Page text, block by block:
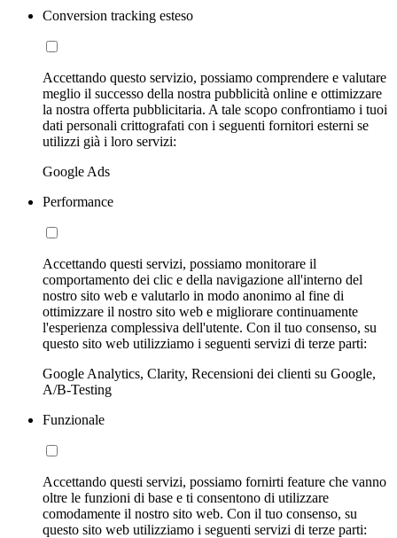
Conversion tracking esteso
Accettando questo servizio, possiamo comprendere e valutare
meglio il successo della nostra pubblicità online e ottimizzare
la nostra offerta pubblicitaria. A tale scopo confrontiamo i tuoi
dati personali crittografati con i seguenti fornitori esterni se
utilizzi già i loro servizi:
Google Ads
Performance
Accettando questi servizi, possiamo monitorare il
comportamento dei clic e della navigazione all'interno del
nostro sito web e valutarlo in modo anonimo al fine di
ottimizzare il nostro sito web e migliorare continuamente
l'esperienza complessiva dell'utente. Con il tuo consenso, su
questo sito web utilizziamo i seguenti servizi di terze parti:
Google Analytics, Clarity, Recensioni dei clienti su Google,
A/B-Testing
Funzionale
Accettando questi servizi, possiamo fornirti feature che vanno
oltre le funzioni di base e ti consentono di utilizzare
comodamente il nostro sito web. Con il tuo consenso, su
questo sito web utilizziamo i seguenti servizi di terze parti: